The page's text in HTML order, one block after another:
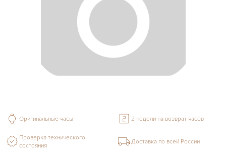
Оригинальные часы 2 недели на возврат часов
Проверка технического
состояния
Доставка по всей России